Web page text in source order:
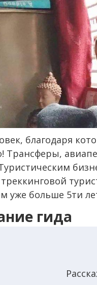
благодаря
Трансферы,
уже больше 5ти
гида